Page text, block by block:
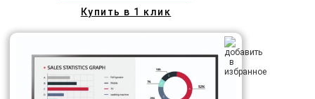
Купить в 1 клик